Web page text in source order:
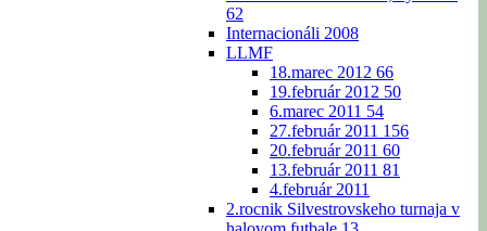
62
Internacionáli 2008
LLMF
18.marec 2012 66
19.február 2012 50
6.marec 2011 54
27.február 2011 156
20.február 2011 60
13.február 2011 81
4.február 2011
2.rocnik Silvestrovskeho turnaja v